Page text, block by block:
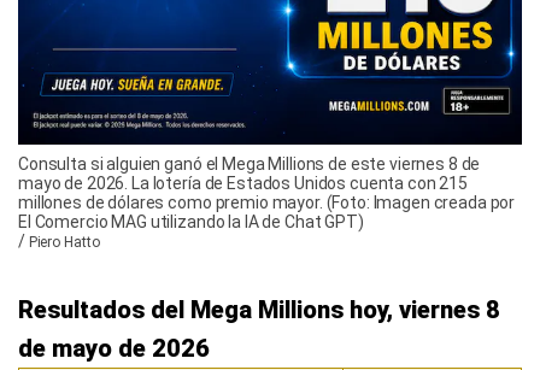
Consulta si alguien ganó el Mega Millions de este viernes 8 de
mayo de 2026. La lotería de Estados Unidos cuenta con 215
millones de dólares como premio mayor. (Foto: Imagen creada por
El Comercio MAG utilizando la IA de Chat GPT)
/ Piero Hatto
Resultados del Mega Millions hoy, viernes 8
de mayo de 2026